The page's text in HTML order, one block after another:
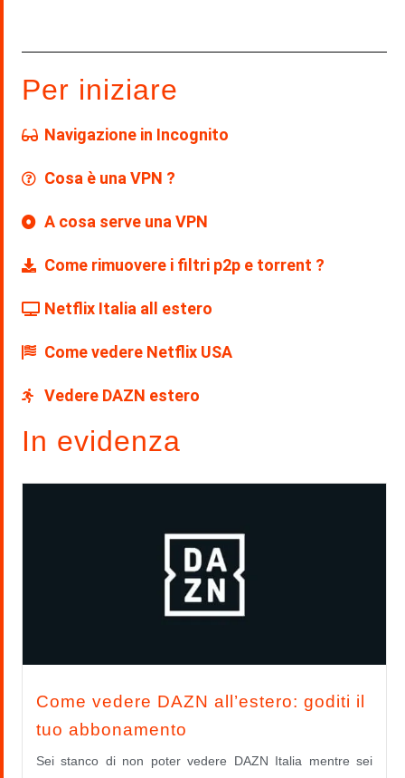
Per iniziare
Navigazione in Incognito
Cosa è una VPN ?
A cosa serve una VPN
Come rimuovere i filtri p2p e torrent ?
Netflix Italia all estero
Come vedere Netflix USA
Vedere DAZN estero
In evidenza
Come vedere DAZN all’estero: goditi il
tuo abbonamento
Sei stanco di non poter vedere DAZN Italia mentre sei